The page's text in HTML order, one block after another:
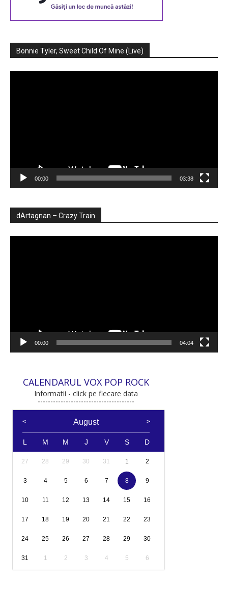
Bonnie Tyler, Sweet Child Of Mine (Live)
00:00 03:38
dArtagnan – Crazy Train
00:00 04:04
CALENDARUL VOX POP ROCK
Informatii - click pe fiecare data
August
L M M J V S D
27 28 29 30 31 1 2
3 4 5 6 7 8 9
10 11 12 13 14 15 16
17 18 19 20 21 22 23
24 25 26 27 28 29 30
31 1 2 3 4 5 6